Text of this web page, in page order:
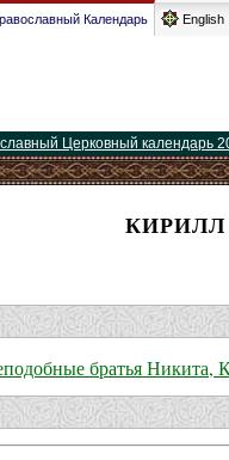
Календарь English
Церковный календарь
братья